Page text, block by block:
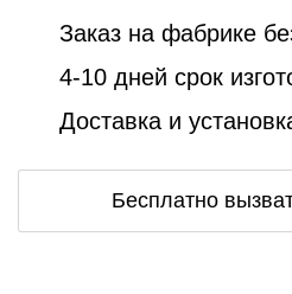
Заказ на фабрике
4-10 дней срок
Доставка и
Бесплатно